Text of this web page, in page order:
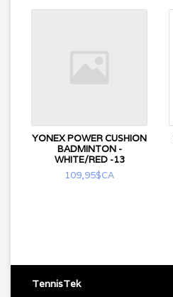
YONEX POWER CUSHION
BADMINTON -
WHITE/RED -13
109,95$CA
TennisTek